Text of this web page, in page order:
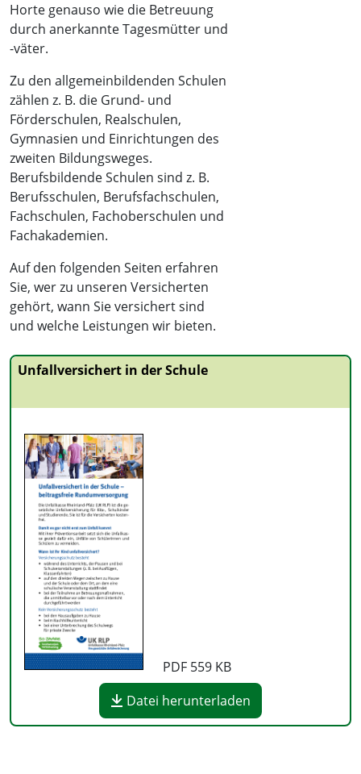
Horte genauso wie die Betreuung
durch anerkannte Tagesmütter und
-väter.
Zu den allgemeinbildenden Schulen
zählen z. B. die Grund- und
Förderschulen, Realschulen,
Gymnasien und Einrichtungen des
zweiten Bildungsweges.
Berufsbildende Schulen sind z. B.
Berufsschulen, Berufsfachschulen,
Fachschulen, Fachoberschulen und
Fachakademien.
Auf den folgenden Seiten erfahren
Sie, wer zu unseren Versicherten
gehört, wann Sie versichert sind
und welche Leistungen wir bieten.
Unfallversichert in der Schule
PDF 559 KB
Datei herunterladen